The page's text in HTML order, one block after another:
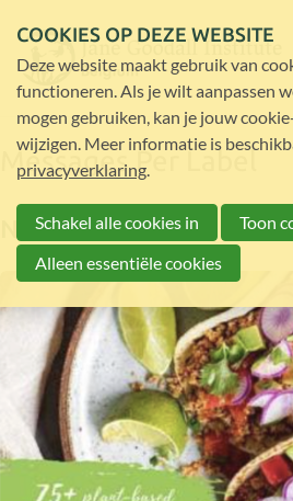
Messages Per Label
Nieuws
COOKIES OP DEZE WEBSITE
Deze website maakt gebruik van
functioneren. Als je wilt aanpassen
mogen gebruiken, kan je jouw
wijzigen. Meer informatie is
privacyverklaring.
Schakel alle cookies in
Toon
Alleen essentiële cookies